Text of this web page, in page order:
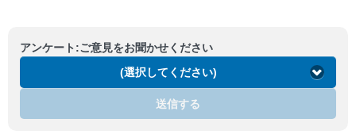
アンケート:ご意見をお聞かせください
(選択してください)
送信する